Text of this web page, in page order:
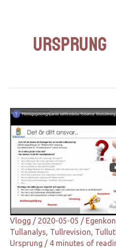
Ursprung
Vlogg / 2020-05-05 /
Tullanalys Tullrevision
Ursprung / 4 minutes of